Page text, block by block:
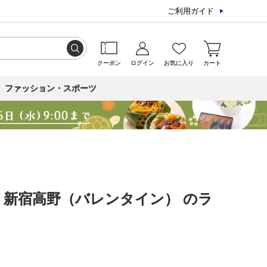
ご利用ガイド
クーポン ログイン お気に入り カート
ファッション・スポーツ
宿高野（バレンタイン） のラ